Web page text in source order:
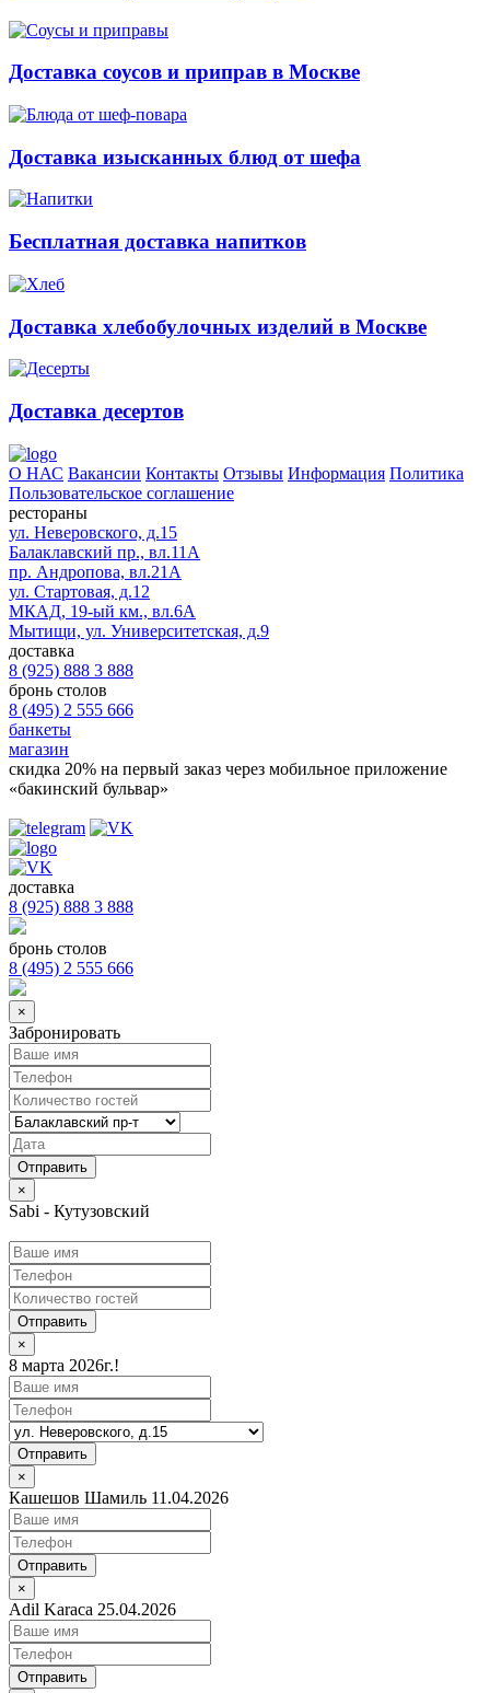
Доставка соусов и приправ в Москве
Доставка изысканных блюд от шефа
Бесплатная доставка напитков
Доставка хлебобулочных изделий в Москве
Доставка десертов
О НАС Вакансии Контакты Отзывы Информация Политика
Пользовательское соглашение
рестораны
ул. Неверовского, д.15
Балаклавский пр., вл.11А
пр. Андропова, вл.21А
ул. Стартовая, д.12
МКАД, 19-ый км., вл.6А
Мытищи, ул. Университетская, д.9
доставка
8 (925) 888 3 888
бронь столов
8 (495) 2 555 666
банкеты
магазин
скидка 20% на первый заказ через мобильное приложение
«бакинский бульвар»
доставка
8 (925) 888 3 888
бронь столов
8 (495) 2 555 666
×
Забронировать
×
Sabi - Кутузовский
Отправить
×
8 марта 2026г.!
Отправить
×
Кашешов Шамиль 11.04.2026
Отправить
×
Adil Karaca 25.04.2026
Отправить